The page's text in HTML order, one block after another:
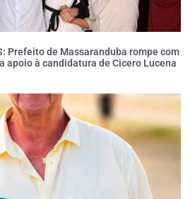
Prefeito de Massaranduba rompe com
apoio à candidatura de Cicero Lucena